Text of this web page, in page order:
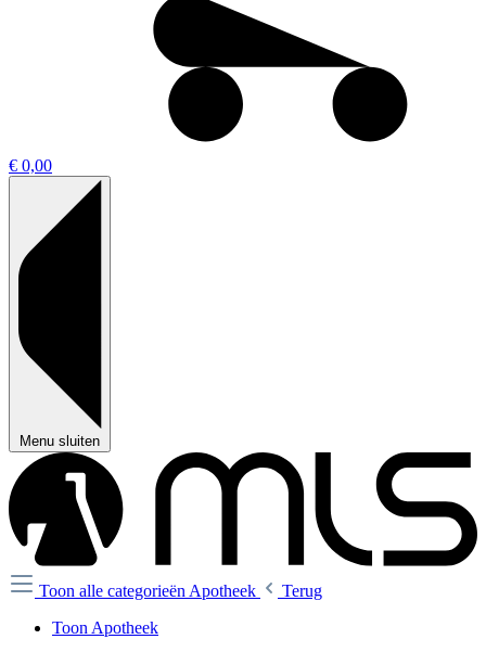
€ 0,00
Menu sluiten
Toon alle categorieën Apotheek
Terug
Toon Apotheek